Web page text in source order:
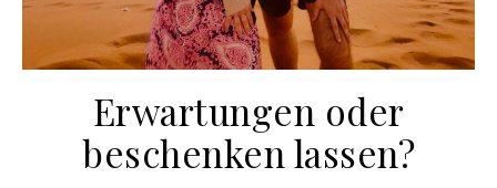
Erwartungen oder
beschenken lassen?